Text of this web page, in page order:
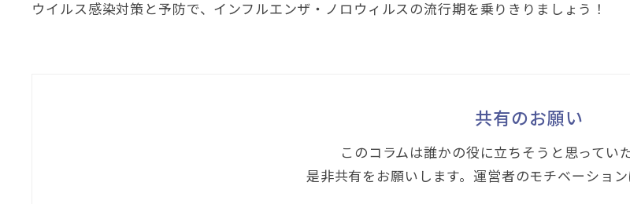
ウイルス感染対策と予防で、インフルエンザ・ノロウィルスの流行期を乗りきりましょう！
共有のお願い
このコラムは誰かの役に立ちそうと思ってい
是非共有をお願いします。運営者のモチベーション